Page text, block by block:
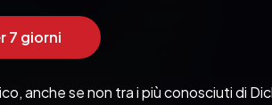
7 giorni
anche se non tra i più conosciuti di